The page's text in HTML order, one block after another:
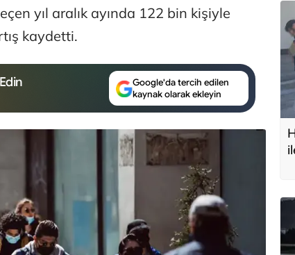
yıl aralık ayında 122 bin kişiyle
kaydetti.
Google'da tercih edilen
kaynak olarak ekleyin